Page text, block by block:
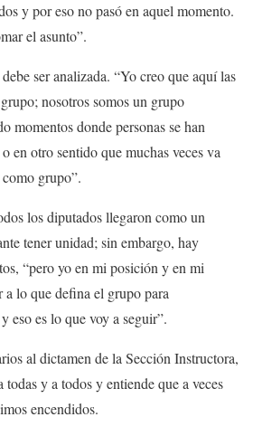
y por eso no pasó en aquel momento.
el asunto”.
ser analizada. “Yo creo que aquí las
nosotros somos un grupo
momentos donde personas se han
en otro sentido que muchas veces va
grupo”.
los diputados llegaron como un
tener unidad; sin embargo, hay
“pero yo en mi posición y en mi
a lo que defina el grupo para
eso es lo que voy a seguir”.
al dictamen de la Sección Instructora,
y a todos y entiende que a veces
encendidos.